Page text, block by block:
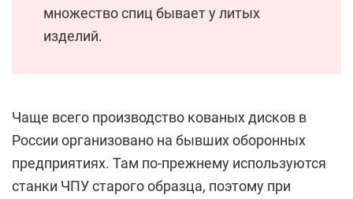
множество спиц бывает у литых
изделий.
Чаще всего производство кованых дисков в
России организовано на бывших оборонных
предприятиях. Там по-прежнему используются
станки ЧПУ старого образца, поэтому при